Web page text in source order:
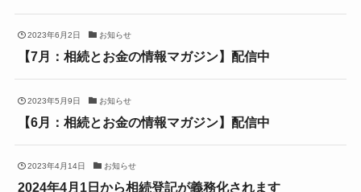
2023年6月2日 お知らせ
【7月：相続とお金の情報マガジン】配信中
2023年5月9日 お知らせ
【6月：相続とお金の情報マガジン】配信中
2023年4月14日 お知らせ
2024年4月1日から相続登記が義務化されます